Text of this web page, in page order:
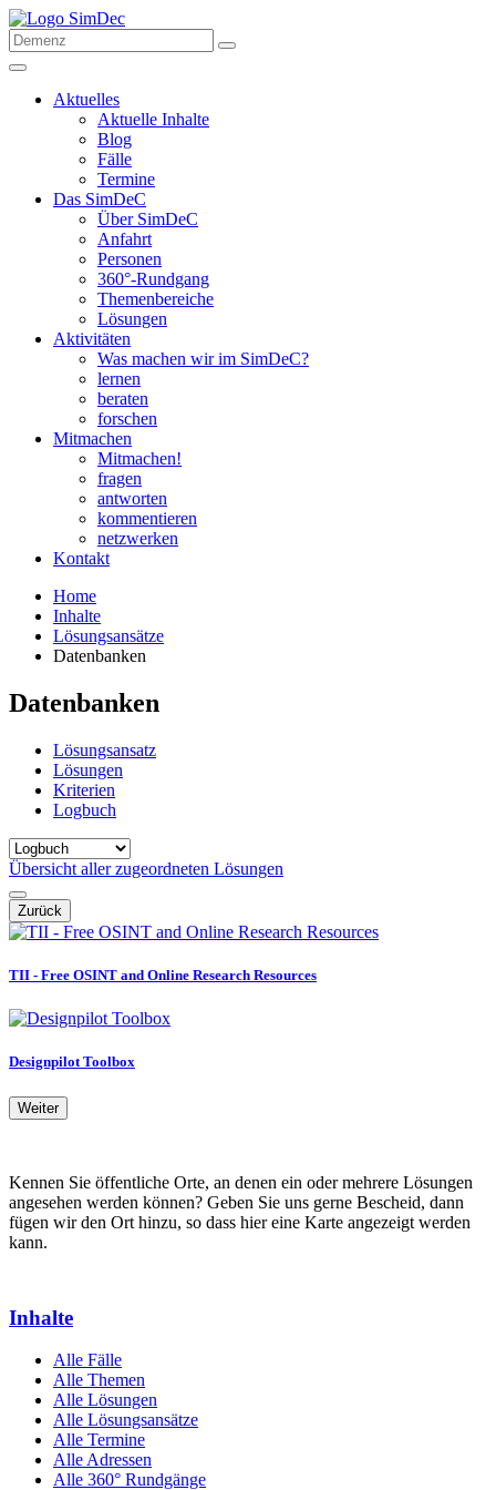
Aktuelles
Aktuelle Inhalte
Blog
Fälle
Termine
Das SimDeC
Über SimDeC
Anfahrt
Personen
360°-Rundgang
Themenbereiche
Lösungen
Aktivitäten
Was machen wir im SimDeC?
lernen
beraten
forschen
Mitmachen
Mitmachen!
fragen
antworten
kommentieren
netzwerken
Kontakt
Home
Inhalte
Lösungsansätze
Datenbanken
Datenbanken
Lösungsansatz
Lösungen
Kriterien
Logbuch
Übersicht aller zugeordneten Lösungen
Zurück
TII - Free OSINT and Online Research Resources
Designpilot Toolbox
Weiter
Kennen Sie öffentliche Orte, an denen ein oder mehrere Lösungen
angesehen werden können? Geben Sie uns gerne Bescheid, dann
fügen wir den Ort hinzu, so dass hier eine Karte angezeigt werden
kann.
Inhalte
Alle Fälle
Alle Themen
Alle Lösungen
Alle Lösungsansätze
Alle Termine
Alle Adressen
Alle 360° Rundgänge